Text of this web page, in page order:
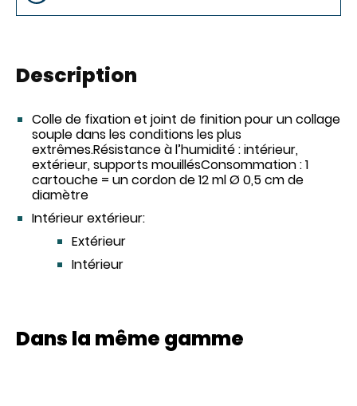
Description
Colle de fixation et joint de finition pour un collage
souple dans les conditions les plus
extrêmes.Résistance à l’humidité : intérieur,
extérieur, supports mouillésConsommation : 1
cartouche = un cordon de 12 ml Ø 0,5 cm de
diamètre
Intérieur extérieur:
Extérieur
Intérieur
Dans la même gamme